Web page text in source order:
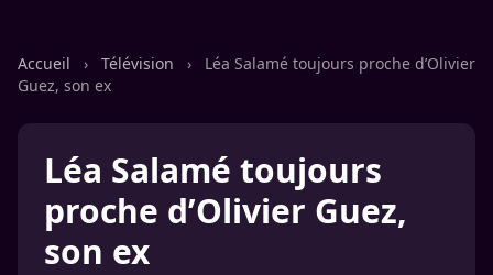
Accueil › Télévision ›
Léa Salamé toujours proche d’Olivier
Guez, son ex
Léa Salamé toujours
proche d’Olivier Guez,
son ex